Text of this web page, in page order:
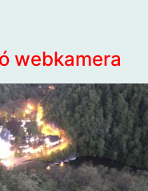
webkamera